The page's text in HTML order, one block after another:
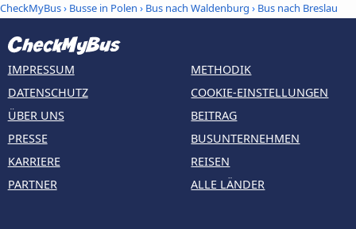
CheckMyBus› Busse in Polen › Bus nach Waldenburg › Bus nach Breslau
IMPRESSUM
DATENSCHUTZ
ÜBER UNS
PRESSE
KARRIERE
PARTNER
METHODIK
COOKIE-EINSTELLUNGEN
BEITRAG
BUSUNTERNEHMEN
REISEN
ALLE LÄNDER